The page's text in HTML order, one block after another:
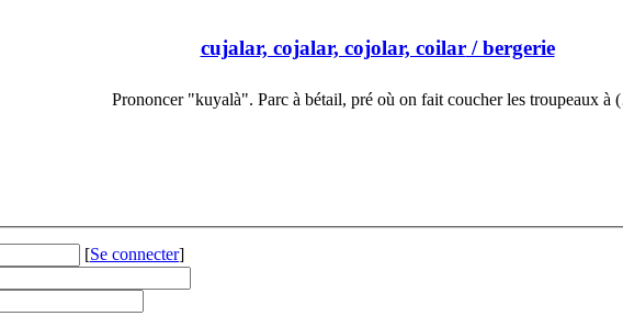
cujalar, cojalar, cojolar, coilar/ bergerie
Prononcer "kuyalà". Parc à bétail, pré où on fait coucher les troupeaux à
[Se connecter]